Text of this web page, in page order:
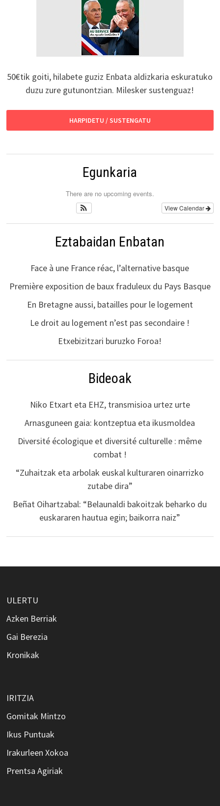
50€tik goiti, hilabete guziz Enbata aldizkaria eskuratuko
duzu zure gutunontzian. Milesker sustenguaz!
HARPIDETU / SUSTENGATU
Egunkaria
There are no upcoming events.
View Calendar
Eztabaidan Enbatan
Face à une France réac, l’alternative basque
Première exposition de baux fraduleux du Pays Basque
En Bretagne aussi, batailles pour le logement
Le droit au logement n’est pas secondaire !
Etxebizitzari buruzko Foroa!
Bideoak
Niko Etxart eta EHZ, transmisioa urtez urte
Arnasguneen gaia: kontzeptua eta ikusmoldea
Diversité écologique et diversité culturelle : même
combat !
“Zuhaitzak eta arbolak euskal kulturaren oinarrizko
zutabe dira”
Beñat Oihartzabal: “Belaunaldi bakoitzak beharko du
euskararen hautua egin; baikorra naiz”
ULERTU
Azken Berriak
Gai Berezia
Kronikak
IRITZIA
Gomitak Mintzo
Ikus Puntuak
Irakurleen Xokoa
Prentsa Agiriak